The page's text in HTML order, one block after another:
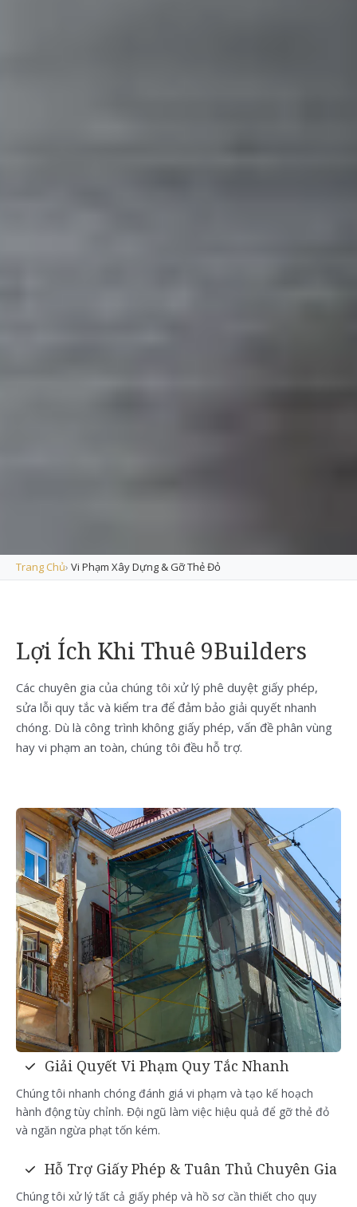
Trang Chủ› Vi Phạm Xây Dựng & Gỡ Thẻ Đỏ
Lợi Ích Khi Thuê 9Builders
Các chuyên gia của chúng tôi xử lý phê duyệt giấy phép,
sửa lỗi quy tắc và kiểm tra để đảm bảo giải quyết nhanh
chóng. Dù là công trình không giấy phép, vấn đề phân vùng
hay vi phạm an toàn, chúng tôi đều hỗ trợ.
Giải Quyết Vi Phạm Quy Tắc Nhanh
Chúng tôi nhanh chóng đánh giá vi phạm và tạo kế hoạch
hành động tùy chỉnh. Đội ngũ làm việc hiệu quả để gỡ thẻ đỏ
và ngăn ngừa phạt tốn kém.
Hỗ Trợ Giấy Phép & Tuân Thủ Chuyên Gia
Chúng tôi xử lý tất cả giấy phép và hồ sơ cần thiết cho quy